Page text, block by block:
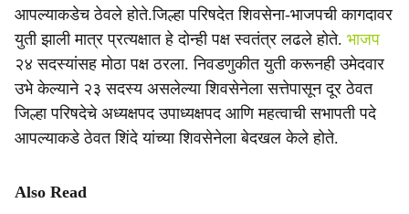
आपल्याकडेच ठेवले होते.जिल्हा परिषदेत शिवसेना-भाजपची कागदावर
युती झाली मात्र प्रत्यक्षात हे दोन्ही पक्ष स्वतंत्र लढले होते. भाजप
२४ सदस्यांसह मोठा पक्ष ठरला. निवडणुकीत युती करूनही उमेदवार
उभे केल्याने २३ सदस्य असलेल्या शिवसेनेला सत्तेपासून दूर ठेवत
जिल्हा परिषदेचे अध्यक्षपद उपाध्यक्षपद आणि महत्वाची सभापती पदे
आपल्याकडे ठेवत शिंदे यांच्या शिवसेनेला बेदखल केले होते.
Also Read